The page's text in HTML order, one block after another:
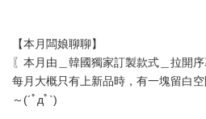
【本月闆娘聊聊】
〖本月由＿韓國獨家訂製款式＿拉開序
每月大概只有上新品時，有一塊留白
～(´ﾟдﾟ`)